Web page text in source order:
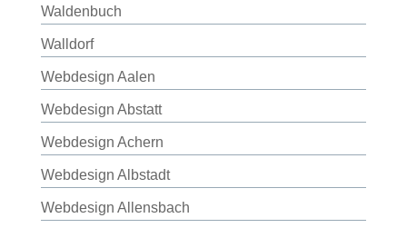
Waldenbuch
Walldorf
Webdesign Aalen
Webdesign Abstatt
Webdesign Achern
Webdesign Albstadt
Webdesign Allensbach